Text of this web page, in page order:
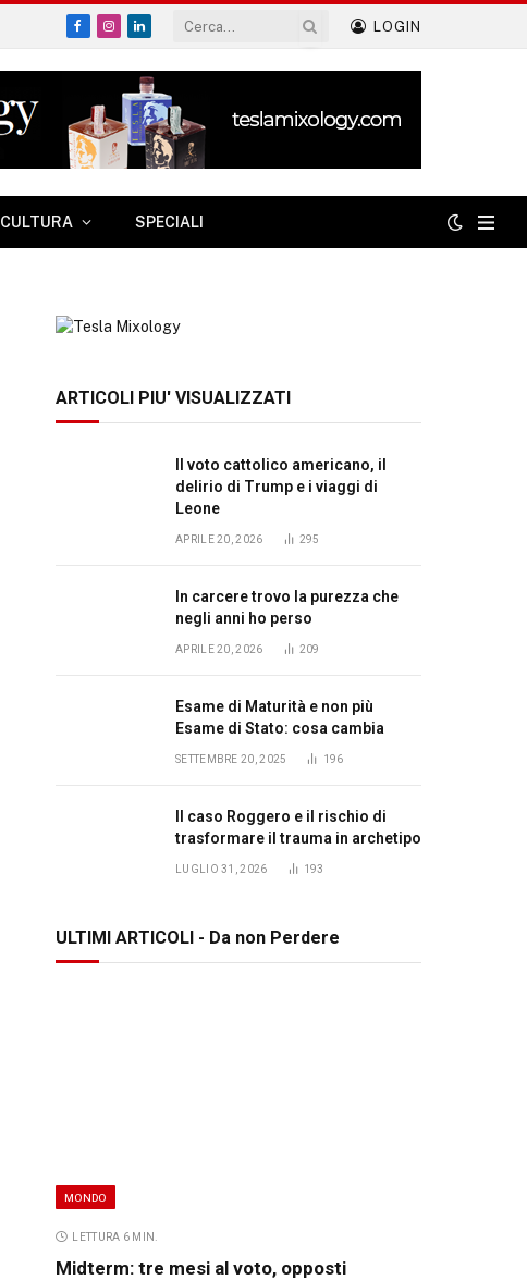
Facebook
Instagram
LinkedIn
LOGIN
CULTURA SPECIALI
ARTICOLI PIU' VISUALIZZATI
Il voto cattolico americano, il
delirio di Trump e i viaggi di
Leone
APRILE 20, 2026 295
In carcere trovo la purezza che
negli anni ho perso
APRILE 20, 2026 209
Esame di Maturità e non più
Esame di Stato: cosa cambia
SETTEMBRE 20, 2025 196
Il caso Roggero e il rischio di
trasformare il trauma in archetipo
LUGLIO 31, 2026 193
ULTIMI ARTICOLI - Da non Perdere
MONDO
LETTURA 6 MIN.
Midterm: tre mesi al voto, opposti